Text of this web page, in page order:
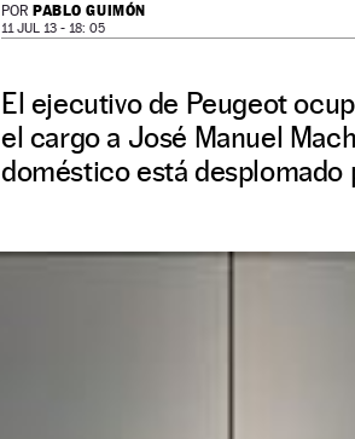
POR PABLO GUIMÓN
11 JUL 13 - 18: 05
El ejecutivo de Peugeot
el cargo a José Manuel
doméstico está